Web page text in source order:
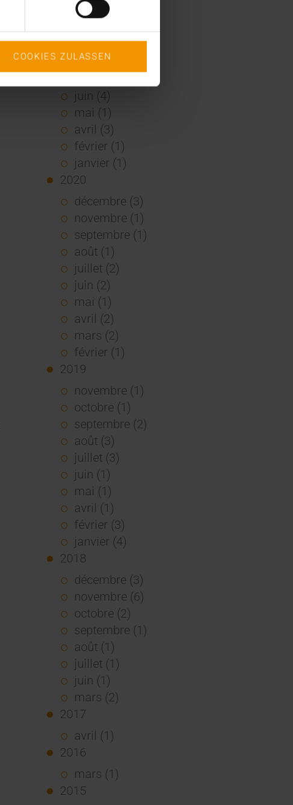
COOKIES ZULASSEN
2021
décembre (2)
novembre (4)
octobre (1)
juin (4)
mai (1)
avril (3)
février (1)
janvier (1)
2020
décembre (3)
novembre (1)
septembre (1)
août (1)
juillet (2)
juin (2)
mai (1)
avril (2)
mars (2)
février (1)
2019
novembre (1)
octobre (1)
septembre (2)
août (3)
juillet (3)
juin (1)
mai (1)
avril (1)
février (3)
janvier (4)
2018
décembre (3)
novembre (6)
octobre (2)
septembre (1)
août (1)
juillet (1)
juin (1)
mars (2)
2017
avril (1)
2016
mars (1)
2015